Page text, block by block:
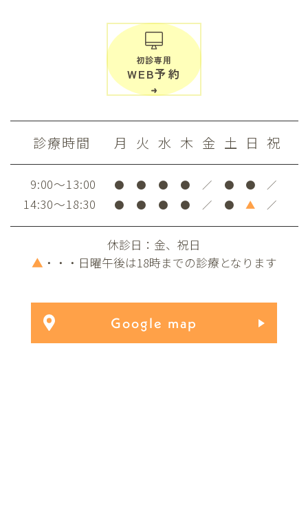
初診専用
WEB予約
診療時間 月 火 水 木 金 土 日 祝
9:00～13:00 ● ● ● ● ／ ● ● ／
14:30～18:30 ● ● ● ● ／ ● ▲ ／
休診日：金、祝日
▲ ・・・日曜午後は18時までの診療となります
Google map